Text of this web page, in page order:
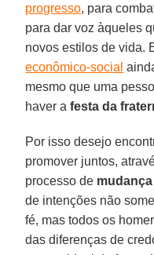
progresso, para
para dar voz àqueles
novos estilos de vida.
econômico-social
mesmo que uma
haver afesta da
Por isso desejo
promover juntos,
processo de mudança
de intenções não
fé, mas todos os
das diferenças de